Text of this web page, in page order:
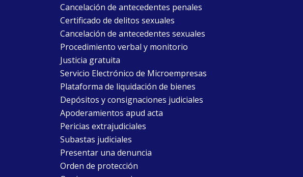
Cancelación de antecedentes penales
Certificado de delitos sexuales
Cancelación de antecedentes sexuales
Procedimiento verbal y monitorio
Justicia gratuita
Servicio Electrónico de Microempresas
Plataforma de liquidación de bienes
Depósitos y consignaciones judiciales
Apoderamientos apud acta
Pericias extrajudiciales
Subastas judiciales
Presentar una denuncia
Orden de protección